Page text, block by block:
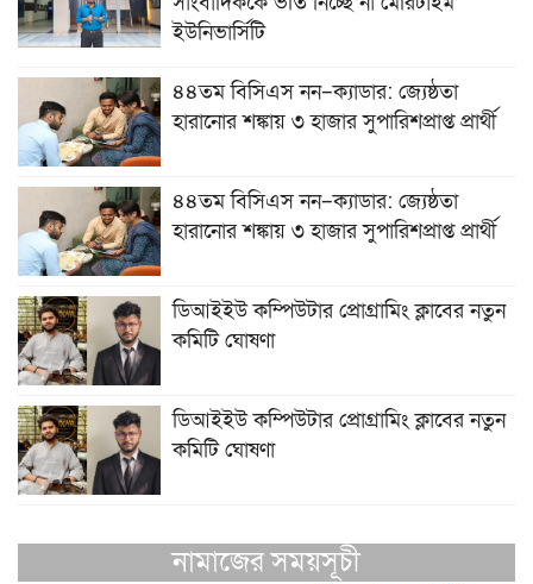
ইউনিভার্সিটি
৪৪তম বিসিএস নন–ক্যাডার: জ্যেষ্ঠতা
হারানোর শঙ্কায় ৩ হাজার সুপারিশপ্রাপ্ত প্রার্থী
৪৪তম বিসিএস নন–ক্যাডার: জ্যেষ্ঠতা
হারানোর শঙ্কায় ৩ হাজার সুপারিশপ্রাপ্ত প্রার্থী
ডিআইইউ কম্পিউটার প্রোগ্রামিং ক্লাবের নতুন
কমিটি ঘোষণা
ডিআইইউ কম্পিউটার প্রোগ্রামিং ক্লাবের নতুন
কমিটি ঘোষণা
নামাজের সময়সূচী